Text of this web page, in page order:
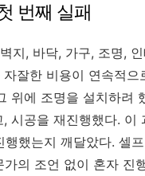
번째 실패
지, 바닥, 가구, 조명,
잘한 비용이 연속적으
위에 조명을 설치하려
시공을 재진행했다.
행했는지 깨달았다. 셀
가의 조언 없이 혼자